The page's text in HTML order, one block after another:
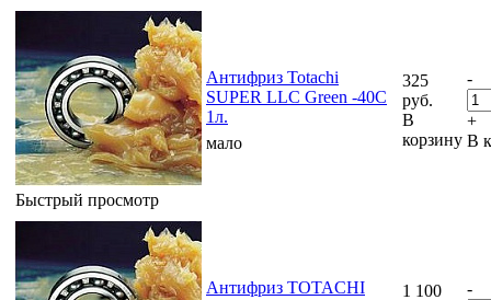
Быстрый просмотр
Антифриз Totachi
SUPER LLC Green -40C
1л.
мало
325
руб.
В
корзину
-
+
В
Антифриз TOTACHI
1 100
-